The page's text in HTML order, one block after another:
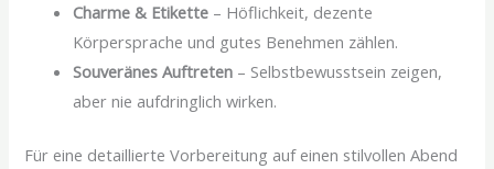
Charme & Etikette – Höflichkeit, dezente
Körpersprache und gutes Benehmen zählen.
Souveränes Auftreten – Selbstbewusstsein zeigen,
aber nie aufdringlich wirken.
Für eine detaillierte Vorbereitung auf einen stilvollen Abend